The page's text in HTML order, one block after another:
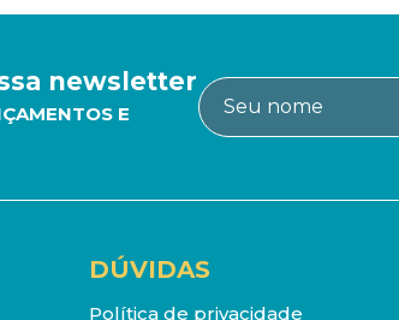
newsletter
E
DÚVIDAS
Política de privacidade